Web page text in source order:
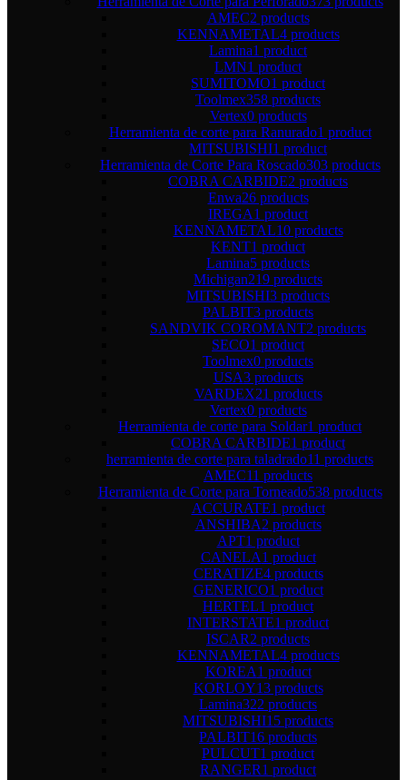
AMEC2 products
KENNAMETAL4 products
Lamina1 product
LMN1 product
SUMITOMO1 product
Toolmex358 products
Vertex0 products
Herramienta de corte para Ranurado1 product
MITSUBISHI1 product
Herramienta de Corte Para Roscado303 products
COBRA CARBIDE2 products
Enwa26 products
IREGA1 product
KENNAMETAL10 products
KENT1 product
Lamina5 products
Michigan219 products
MITSUBISHI3 products
PALBIT3 products
SANDVIK COROMANT2 products
SECO1 product
Toolmex0 products
USA3 products
VARDEX21 products
Vertex0 products
Herramienta de corte para Soldar1 product
COBRA CARBIDE1 product
herramienta de corte para taladrado11 products
AMEC11 products
Herramienta de Corte para Torneado538 products
ACCURATE1 product
ANSHIBA2 products
APT1 product
CANELA1 product
CERATIZE4 products
GENERICO1 product
HERTEL1 product
INTERSTATE1 product
ISCAR2 products
KENNAMETAL4 products
KOREA1 product
KORLOY13 products
Lamina322 products
MITSUBISHI15 products
PALBIT16 products
PULCUT1 product
RANGER1 product